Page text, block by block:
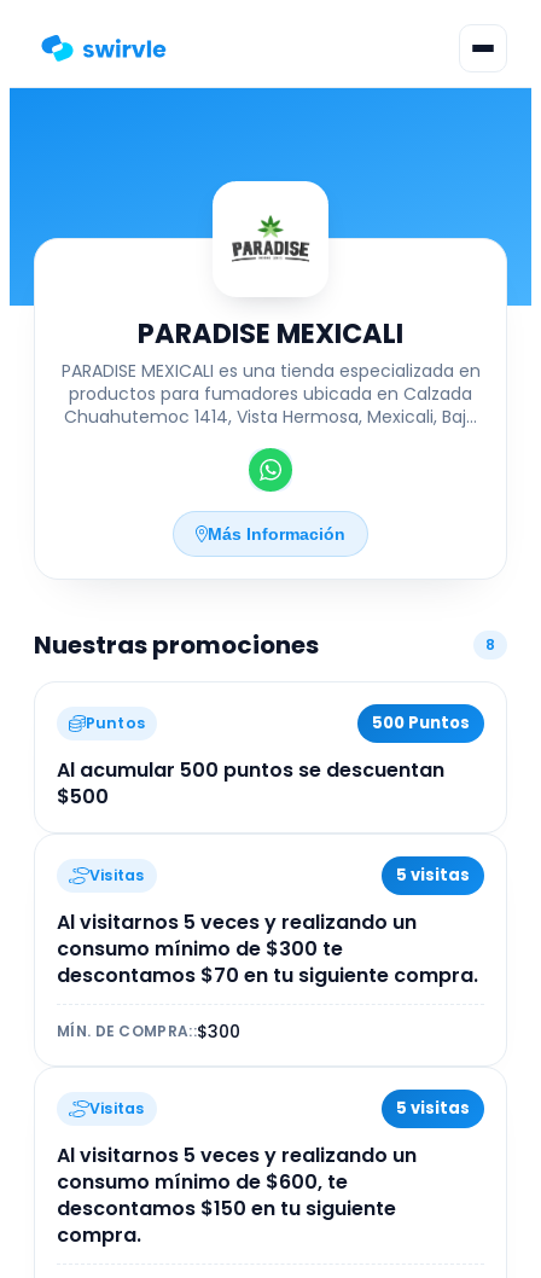
Cambiar Idioma
▾
PARADISE MEXICALI
PARADISE MEXICALI es una tienda especializada en
productos para fumadores ubicada en Calzada
Chuahutemoc 1414, Vista Hermosa, Mexicali, Baja
artículos de alta calidad, desde pipas y
vaporizadores hasta accesorios y productos
relacionados, atendiendo a las necesidades de
clientes locales y visitantes. Nuestro compromiso
es brindar atención personalizada y asesoría
experta para asegurar una experiencia
Más Información
Nuestras promociones 8
Puntos 500 Puntos
Al acumular 500 puntos se descuentan
$500
Visitas 5 visitas
Al visitarnos 5 veces y realizando un
consumo mínimo de $300 te
descontamos $70 en tu siguiente compra.
MÍN. DE COMPRA::$300
Visitas 5 visitas
Al visitarnos 5 veces y realizando un
consumo mínimo de $600, te
descontamos $150 en tu siguiente
compra.